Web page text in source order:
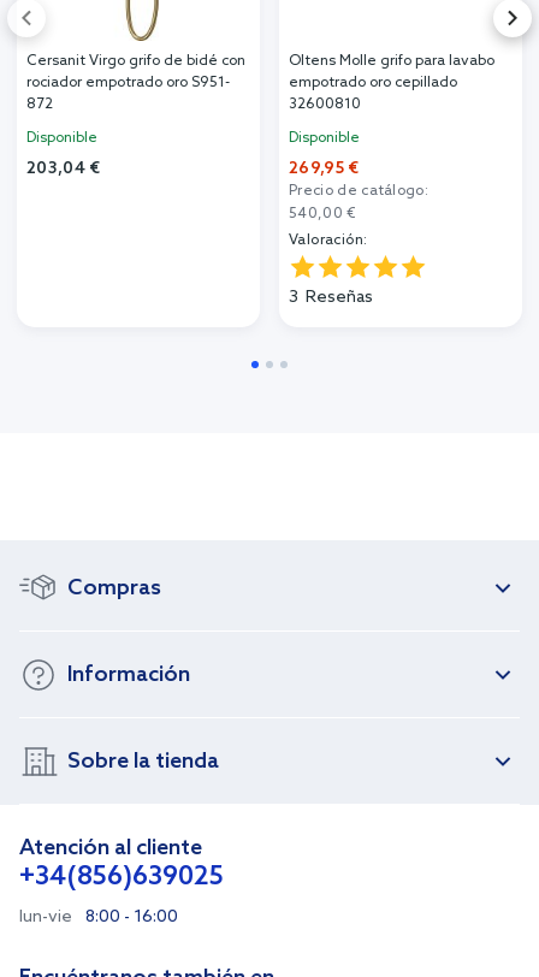
Cersanit Virgo grifo de bidé con
rociador empotrado oro S951-
872
Disponible
203,04 €
Oltens Molle grifo para lavabo
empotrado oro cepillado
32600810
Disponible
269,95 €
Precio de catálogo:
540,00 €
Valoración:
3 Reseñas
Compras
Información
Sobre la tienda
Atención al cliente
+34(856)639025
lun-vie 8:00 - 16:00